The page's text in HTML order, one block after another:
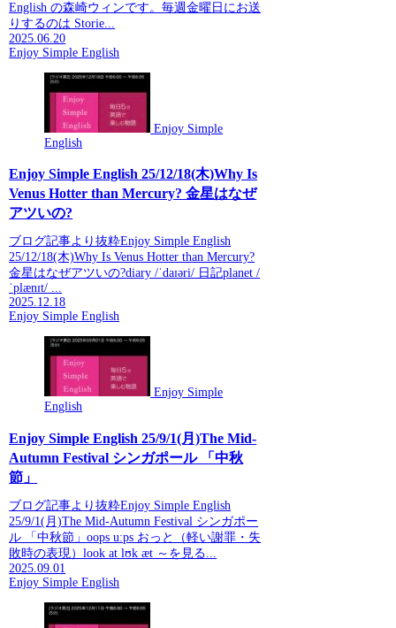
English の森崎ウィンです。毎週金曜日にお送
りするのは Storie...
2025.06.20
Enjoy Simple English
Enjoy Simple
English
Enjoy Simple English 25/12/18(木)Why Is
Venus Hotter than Mercury? 金星はなぜ
アツいの?
ブログ記事より抜粋Enjoy Simple English
25/12/18(木)Why Is Venus Hotter than Mercury?
金星はなぜアツいの?diary /ˈdaɪəri/ 日記planet /
ˈplænɪt/ ...
2025.12.18
Enjoy Simple English
Enjoy Simple
English
Enjoy Simple English 25/9/1(月)The Mid-
Autumn Festival シンガポール 「中秋
節」
ブログ記事より抜粋Enjoy Simple English
25/9/1(月)The Mid-Autumn Festival シンガポー
ル 「中秋節」oops uːps おっと（軽い謝罪・失
敗時の表現）look at lʊk æt ～を見る...
2025.09.01
Enjoy Simple English